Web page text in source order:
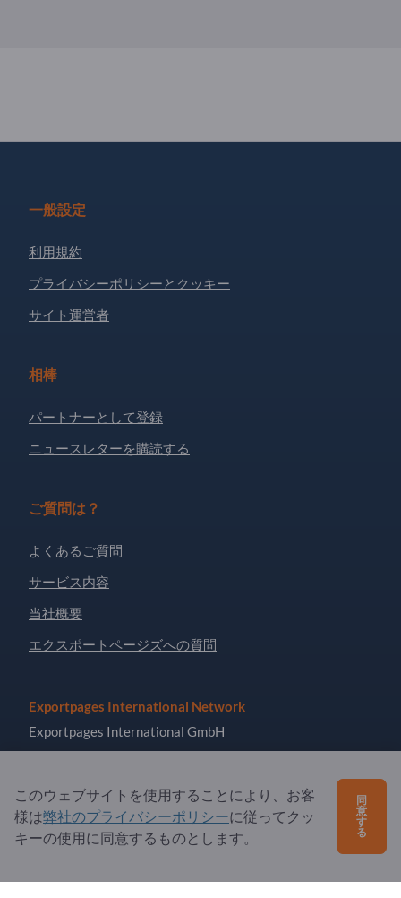
一般設定
利用規約
プライバシーポリシーとクッキー
サイト運営者
相棒
パートナーとして登録
ニュースレターを購読する
ご質問は？
よくあるご質問
サービス内容
当社概要
エクスポートページズへの質問
Exportpages International Network
Exportpages International GmbH
Becker-Göring-Straße 15
Germany
このウェブサイトを使用することにより、お客
様は弊社のプライバシーポリシーに従ってクッ
キーの使用に同意するものとします。
同
意
す
る